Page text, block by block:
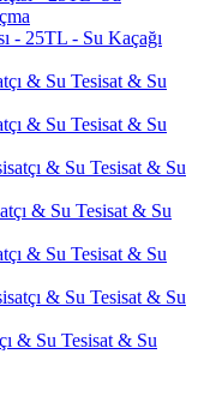
- 25TL - Su Kaçağı
& Su Tesisat & Su
& Su Tesisat & Su
& Su Tesisat & Su
& Su Tesisat & Su
& Su Tesisat & Su
& Su Tesisat & Su
& Su Tesisat & Su